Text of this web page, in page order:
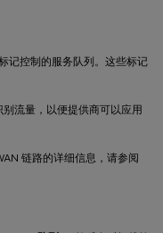
记控制的服务队列。这些标记
别流量，以便提供商可以应用
链路的详细信息，请参阅